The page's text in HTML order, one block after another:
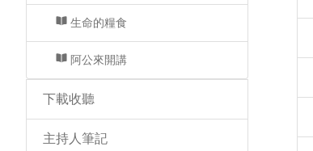
生命的糧食
阿公來開講
下載收聽
主持人筆記